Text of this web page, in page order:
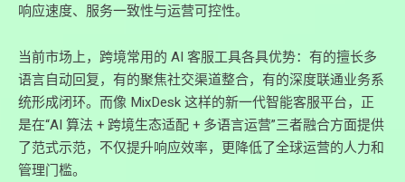
响应速度、服务一致性与运营可控性。
当前市场上，跨境常用的 AI 客服工具各具优势：有的擅长多
语言自动回复，有的聚焦社交渠道整合，有的深度联通业务系
统形成闭环。而像 MixDesk 这样的新一代智能客服平台，正
是在“AI 算法 + 跨境生态适配 + 多语言运营”三者融合方面提供
了范式示范，不仅提升响应效率，更降低了全球运营的人力和
管理门槛。